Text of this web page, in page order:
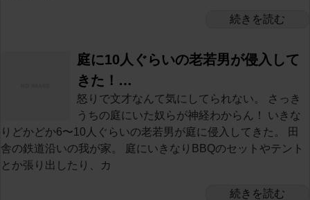
続きを読む
庭に10人ぐらいの老若男が侵入して
きた！…
怒りで文才なんて気にしてられない。 さっき
うちの庭にいた奴らが神経わからん！ いきな
りどかどか6〜10人ぐらいの老若男が庭に侵入してきた。 田
舎の鉄道沿いの我が家。 庭にいきなりBBQのセットやテント
とか張り出したり、カ
続きを読む